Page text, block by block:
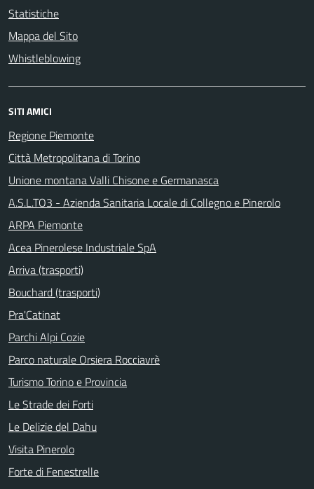
Statistiche
Mappa del Sito
Whistleblowing
SITI AMICI
Regione Piemonte
Città Metropolitana di Torino
Unione montana Valli Chisone e Germanasca
A.S.L.TO3 - Azienda Sanitaria Locale di Collegno e Pinerolo
ARPA Piemonte
Acea Pinerolese Industriale SpA
Arriva (trasporti)
Bouchard (trasporti)
Pra'Catinat
Parchi Alpi Cozie
Parco naturale Orsiera Rocciavrè
Turismo Torino e Provincia
Le Strade dei Forti
Le Delizie del Dahu
Visita Pinerolo
Forte di Fenestrelle